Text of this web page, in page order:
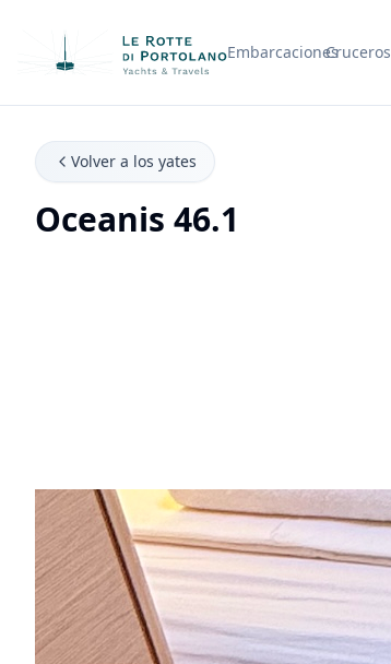
Nombre de la empresa EmbarcacionesCruceros
Volver a los yates
Oceanis 46.1